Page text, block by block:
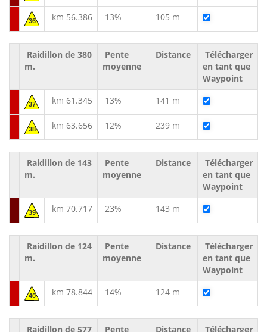
36 km 56.386 13% 105 m
Raidillon de 380
m.
Pente
moyenne
Distance
Télécharger
en tant que
Waypoint
37 km 61.345 13% 141 m
38 km 63.656 12% 239 m
Raidillon de 143
m.
Pente
moyenne
Distance
Télécharger
en tant que
Waypoint
39 km 70.717 23% 143 m
Raidillon de 124
m.
Pente
moyenne
Distance
Télécharger
en tant que
Waypoint
40 km 78.844 14% 124 m
Raidillon de 577 Pente Distance Télécharger